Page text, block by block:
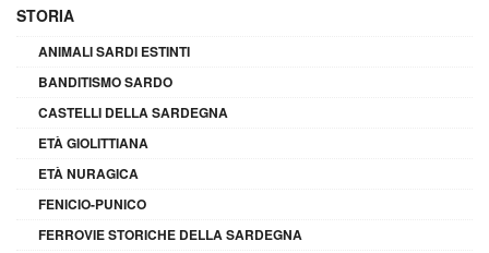
STORIA
ANIMALI SARDI ESTINTI
BANDITISMO SARDO
CASTELLI DELLA SARDEGNA
ETÀ GIOLITTIANA
ETÀ NURAGICA
FENICIO-PUNICO
FERROVIE STORICHE DELLA SARDEGNA